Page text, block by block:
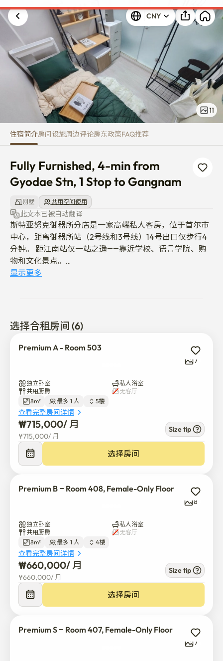
Fully Furnished, 4-min from
CNY
11
住宿简介房间设施周边评论房东政策FAQ推荐
Fully Furnished, 4-min from
Gyodae Stn, 1 Stop to Gangnam
别墅 共用空间使用
此文本已被自动翻译
斯特亚努克御器所分店是一家高端私人客房，位于首尔市
中心，距离御器所站（2号线和3号线）14号出口仅步行4
分钟。 距江南站仅一站之遥——靠近学校、语言学院、购
物和文化景点。
私人无线网络，全配备，私人冰箱，以及安全的环境——非
• 床、书桌、椅子和衣橱都包括在内。
• 私人高速无线网络
• 强大的空调与供暖系统
建筑与服务
• 全天候闭路电视与安全大楼
• 共享冷冻室
• 免费烘干机及洗衣机
• 免费提供洗衣液
• 免费烹饪用具租赁
• 共享厨房及公共区域清洁
• 说英语的经理
• 所有公用设施均已包含（电力、水、燃气、互联网）
• 退房后10个工作日内，如未发现损坏或问题，将退还至
您的银行账户。
交通运输
• 2号线和3号线的换乘站——快速通往江南、松坡、蚕室等
地方
显示更多
选择合租房间 (6)
Premium A - Room 503
7
独立卧室
私人浴室
共用厨房
无客厅
8m²
最多 1 人 5楼
查看完整房间详情
₩715,000/ 月
¥715,000/ 月
Size tip
选择房间
Premium B – Room 408, Female-Only Floor
8
独立卧室
私人浴室
共用厨房
无客厅
8m²
最多 1 人 4楼
查看完整房间详情
₩660,000/ 月
¥660,000/ 月
Size tip
选择房间
Premium S – Room 407, Female-Only Floor
7
发生未知错误。请重试。